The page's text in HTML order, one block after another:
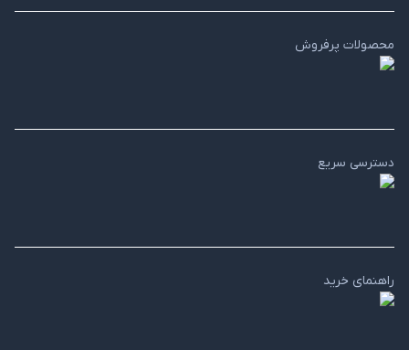
محصولات پرفروش
دسترسی سریع
راهنمای خرید